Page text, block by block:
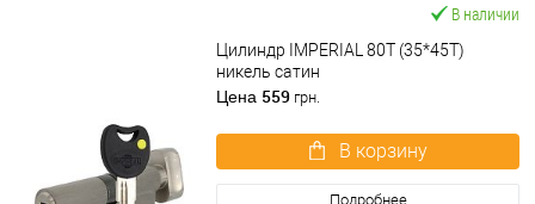
В наличии
Цилиндр IMPERIAL 80T (35*45T)
никель сатин
Цена 559 грн.
В корзину
Подробнее